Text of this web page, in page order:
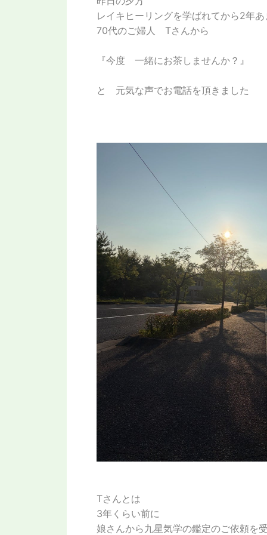
レイキヒーリングを学ばれてから2年
70代のご婦人 Tさんから
『今度 一緒にお茶しませんか？』
と 元気な声でお電話を頂きました
Tさんとは
3年くらい前に
娘さんから九星気学の鑑定のご依頼を